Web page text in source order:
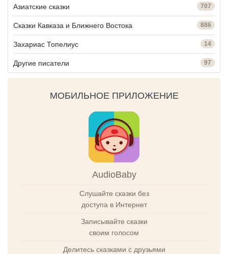
Азиатские сказки 707
Сказки Кавказа и Ближнего Востока 886
Захариас Топелиус 14
Другие писатели 97
МОБИЛЬНОЕ ПРИЛОЖЕНИЕ
AudioBaby
Слушайте сказки без
доступа в Интернет
Записывайте сказки
своим голосом
Делитесь сказками с друзьями